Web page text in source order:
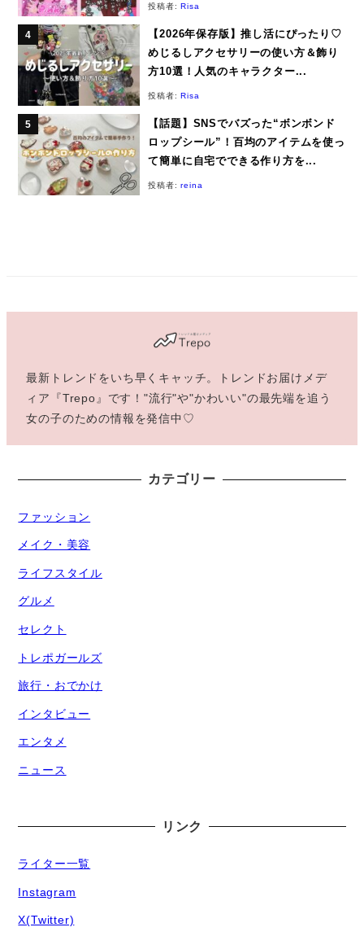
投稿者:Risa
【2026年保存版】推し活にぴったり♡
めじるしアクセサリーの使い方＆飾り
方10選！人気のキャラクター...
投稿者:Risa
【話題】SNSでバズった“ボンボンド
ロップシール”！百均のアイテムを使っ
て簡単に自宅でできる作り方を...
投稿者:reina
最新トレンドをいち早くキャッチ。トレンドお届けメデ
ィア『Trepo』です！"流行"や"かわいい"の最先端を追う
女の子のための情報を発信中♡
カテゴリー
ファッション
メイク・美容
ライフスタイル
グルメ
セレクト
トレポガールズ
旅行・おでかけ
インタビュー
エンタメ
ニュース
リンク
ライター一覧
Instagram
X(Twitter)